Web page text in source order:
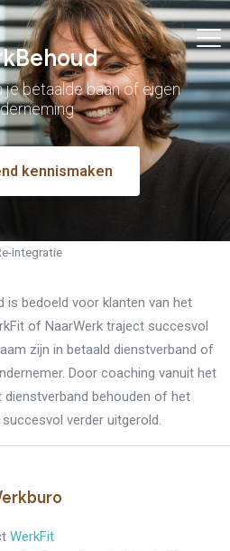
je betaalde baan of eigen
kennismaken
integratie
is bedoeld voor klanten van het
of NaarWerk traject succesvol
zijn in betaald dienstverband of
Door coaching vanuit het
dienstverband behouden of het
verder uitgerold.
WerkFit